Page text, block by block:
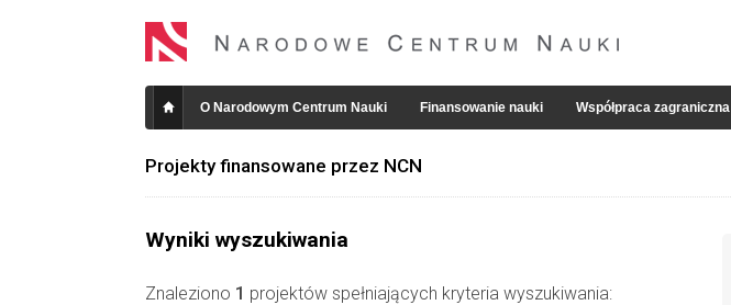
O Narodowym Centrum Nauki Finansowanie nauki Współpraca zagraniczna
Projekty finansowane przez NCN
Wyniki wyszukiwania
Znaleziono 1 projektów spełniających kryteria wyszukiwania: